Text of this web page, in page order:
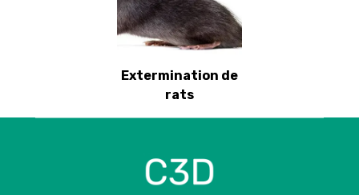
Extermination de
rats